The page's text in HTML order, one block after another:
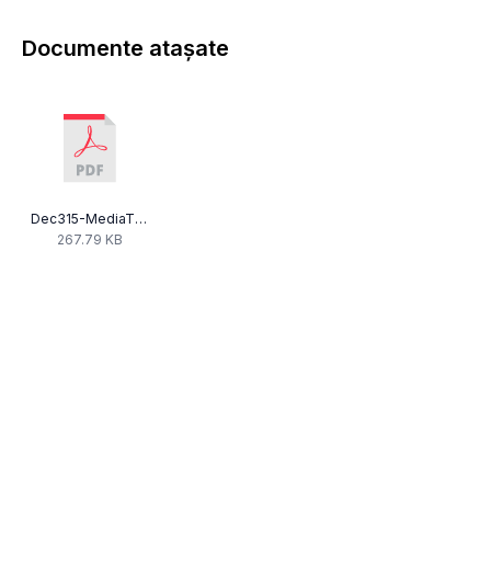
Documente atașate
Dec315-MediaTVMedgidia-art40-71.pdf
267.79 KB